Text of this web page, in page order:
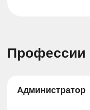
Профессии
Администратор